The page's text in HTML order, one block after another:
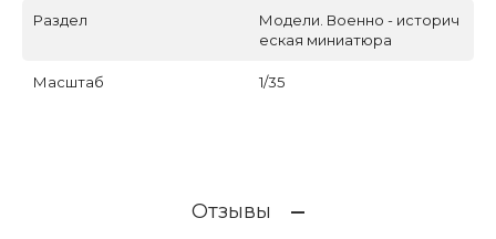
Раздел
Модели. Военно - историч
еская миниатюра
Масштаб 1/35
Отзывы